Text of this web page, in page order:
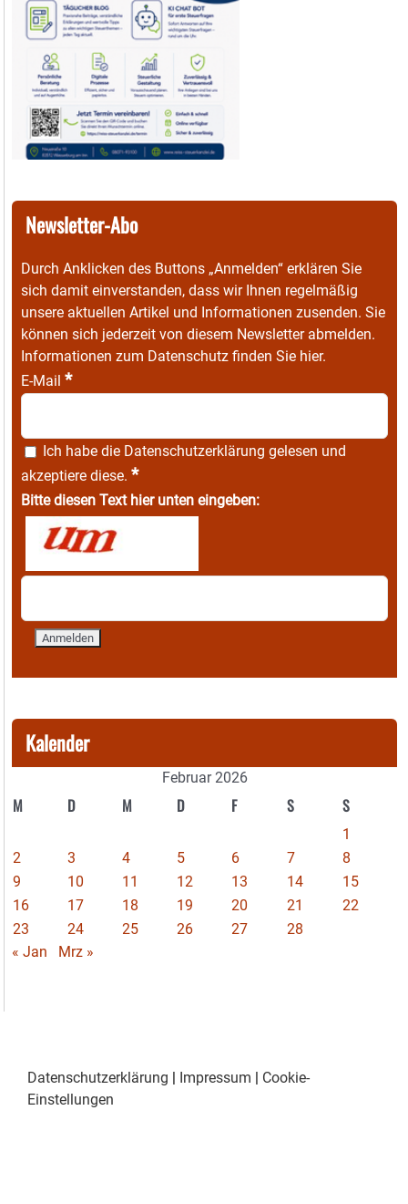
Newsletter-Abo
Durch Anklicken des Buttons „Anmelden“ erklären Sie
sich damit einverstanden, dass wir Ihnen regelmäßig
unsere aktuellen Artikel und Informationen zusenden. Sie
können sich jederzeit von diesem Newsletter abmelden.
Informationen zum Datenschutz finden Sie hier.
E-Mail *
Ich habe die Datenschutzerklärung gelesen und
akzeptiere diese. *
Bitte diesen Text hier unten eingeben:
Kalender
Februar 2026
M D M D F S S
1
2
3 4 5 6 7
8
9
10 11 12 13 14
15
16
17 18 19 20 21
22
23
24 25 26 27
28
« Jan
Mrz »
Datenschutzerklärung | Impressum | Cookie-
Einstellungen